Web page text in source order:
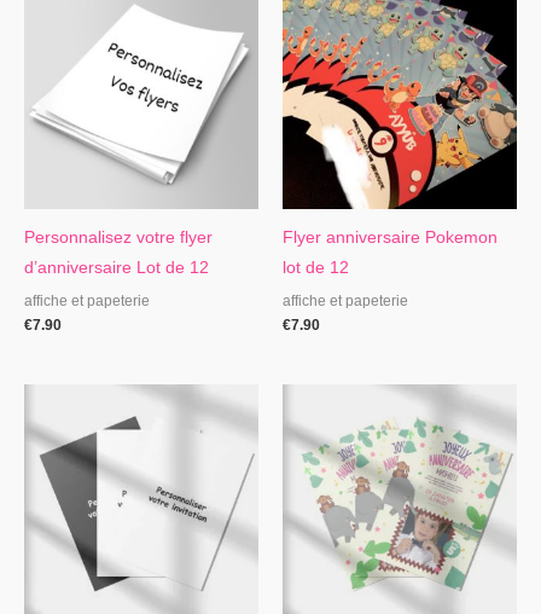
Personnalisez votre flyer
d’anniversaire Lot de 12
affiche et papeterie
€7.90
Flyer anniversaire Pokemon
lot de 12
affiche et papeterie
€7.90